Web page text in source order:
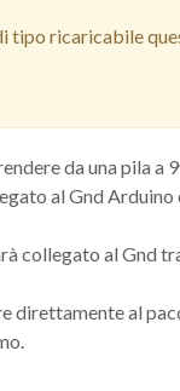
tipo ricaricabile
da una pila
al Gnd
collegato al Gnd
direttamente al